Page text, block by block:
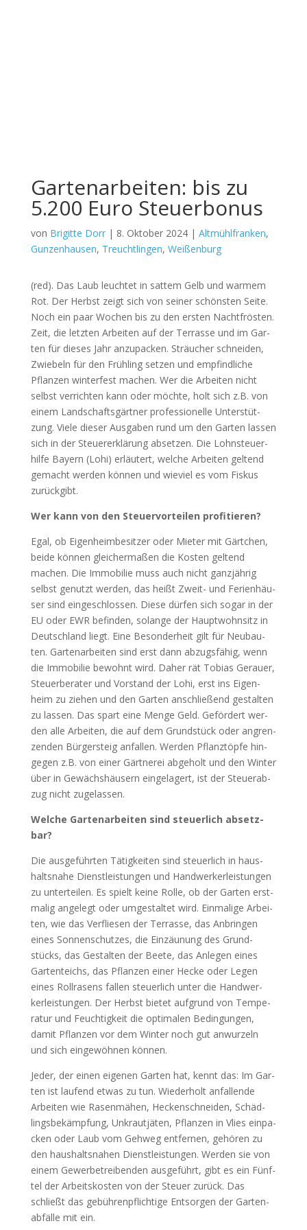
Gartenarbeiten: bis zu
5.200 Euro Steuerbonus
von Brigitte Dorr| 8. Oktober 2024| Altmühlfranken,
Gunzenhausen, Treuchtlingen, Weißenburg
(red). Das Laub leuch­tet in sat­tem Gelb und war­mem
Rot. Der Herbst zeigt sich von sei­ner schöns­ten Sei­te.
Noch ein paar Wochen bis zu den ers­ten Nacht­frös­ten.
Zeit, die letz­ten Arbei­ten auf der Ter­ras­se und im Gar­
ten für die­ses Jahr anzu­pa­cken. Sträu­cher schnei­den,
Zwie­beln für den Früh­ling set­zen und emp­find­li­che
Pflan­zen win­ter­fest machen. Wer die Arbei­ten nicht
selbst ver­rich­ten kann oder möch­te, holt sich z.B. von
einem Land­schafts­gärt­ner pro­fes­sio­nel­le Unter­stüt­
zung. Vie­le die­ser Aus­ga­ben rund um den Gar­ten las­sen
sich in der Steu­er­erklä­rung abset­zen. Die Lohn­steu­er­
hil­fe Bay­ern (Lohi) erläu­tert, wel­che Arbei­ten gel­tend
gemacht wer­den kön­nen und wie­viel es vom Fis­kus
zurück­gibt.
Wer kann von den Steu­er­vor­tei­len pro­fi­tie­ren?
Egal, ob Eigen­heim­be­sit­zer oder Mie­ter mit Gärt­chen,
bei­de kön­nen glei­cher­ma­ßen die Kos­ten gel­tend
machen. Die Immo­bi­lie muss auch nicht ganz­jäh­rig
selbst genutzt wer­den, das heißt Zweit- und Feri­en­häu­
ser sind ein­ge­schlos­sen. Die­se dür­fen sich sogar in der
EU oder EWR befin­den, solan­ge der Haupt­wohn­sitz in
Deutsch­land liegt. Eine Beson­der­heit gilt für Neu­bau­
ten. Gar­ten­ar­bei­ten sind erst dann abzugs­fä­hig, wenn
die Immo­bi­lie bewohnt wird. Daher rät Tobi­as Gerau­er,
Steu­er­be­ra­ter und Vor­stand der Lohi, erst ins Eigen­
heim zu zie­hen und den Gar­ten anschlie­ßend gestal­ten
zu las­sen. Das spart eine Men­ge Geld. Geför­dert wer­
den alle Arbei­ten, die auf dem Grund­stück oder angren­
zen­den Bür­ger­steig anfal­len. Wer­den Pflanz­töp­fe hin­
ge­gen z.B. von einer Gärt­ne­rei abge­holt und den Win­ter
über in Gewächs­häu­sern ein­ge­la­gert, ist der Steu­er­ab­
zug nicht zuge­las­sen.
Wel­che Gar­ten­ar­bei­ten sind steu­er­lich absetz­
bar?
Die aus­ge­führ­ten Tätig­kei­ten sind steu­er­lich in haus­
halts­na­he Dienst­leis­tun­gen und Hand­wer­kerleis­tun­gen
zu unter­tei­len. Es spielt kei­ne Rol­le, ob der Gar­ten erst­
ma­lig ange­legt oder umge­stal­tet wird. Ein­ma­li­ge Arbei­
ten, wie das Ver­flie­sen der Ter­ras­se, das Anbrin­gen
eines Son­nen­schut­zes, die Ein­zäu­nung des Grund­
stücks, das Gestal­ten der Bee­te, das Anle­gen eines
Gar­ten­teichs, das Pflan­zen einer Hecke oder Legen
eines Roll­ra­sens fal­len steu­er­lich unter die Hand­wer­
kerleis­tun­gen. Der Herbst bie­tet auf­grund von Tem­pe­
ra­tur und Feuch­tig­keit die opti­ma­len Bedin­gun­gen,
damit Pflan­zen vor dem Win­ter noch gut anwur­zeln
und sich ein­ge­wöh­nen kön­nen.
Jeder, der einen eige­nen Gar­ten hat, kennt das: Im Gar­
ten ist lau­fend etwas zu tun. Wie­der­holt anfal­len­de
Arbei­ten wie Rasen­mä­hen, Hecken­schnei­den, Schäd­
lings­be­kämp­fung, Unkraut­jä­ten, Pflan­zen in Vlies ein­pa­
cken oder Laub vom Geh­weg ent­fer­nen, gehö­ren zu
den haus­halts­na­hen Dienst­leis­tun­gen. Wer­den sie von
einem Gewer­be­trei­ben­den aus­ge­führt, gibt es ein Fünf­
tel der Arbeits­kos­ten von der Steu­er zurück. Das
schließt das gebüh­ren­pflich­ti­ge Ent­sor­gen der Gar­ten­
ab­fäl­le mit ein.